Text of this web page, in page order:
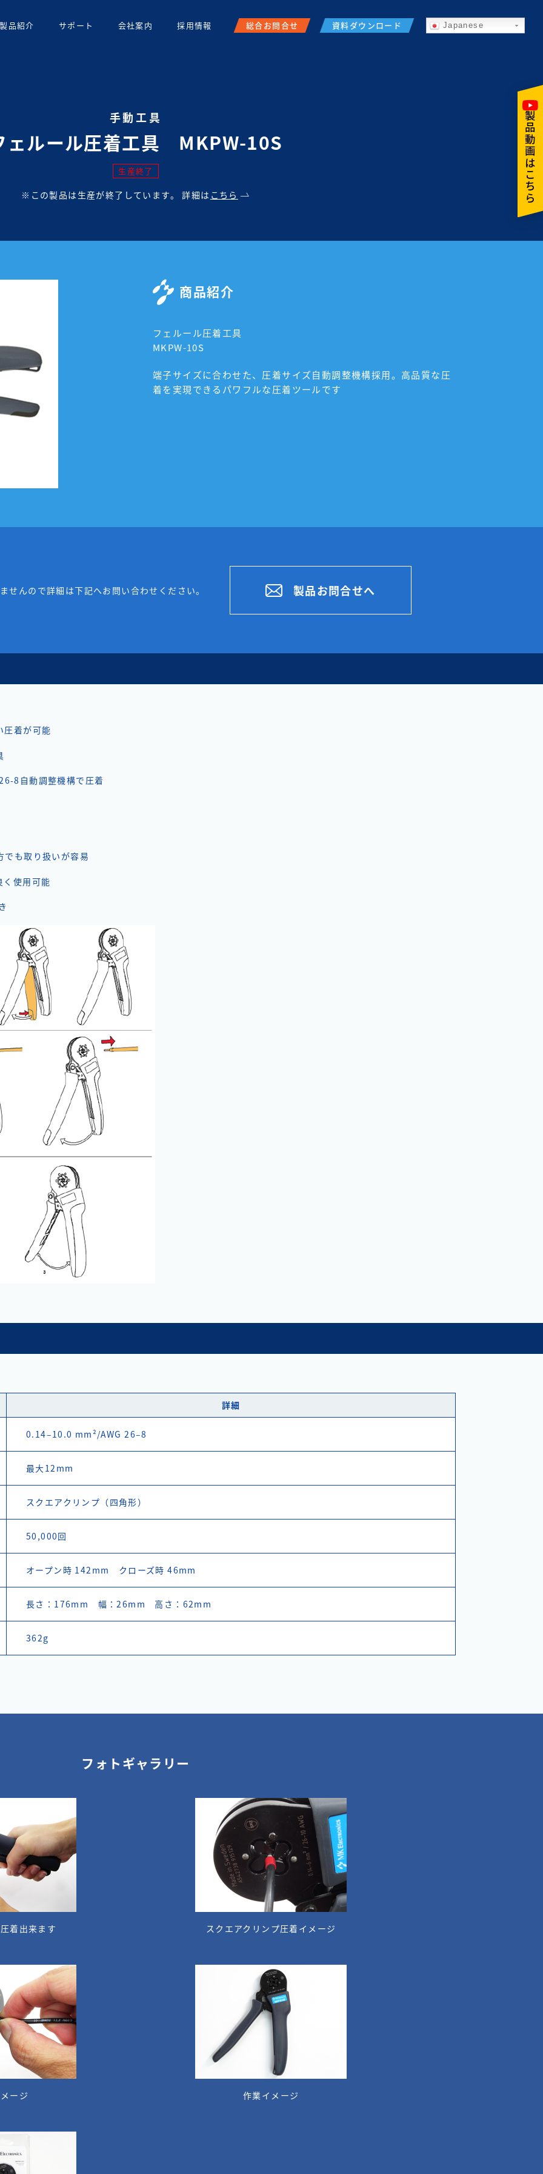
製品紹介 サポート 会社案内 採用情報 総合お問合せ 資料ダウンロード Japanese
製品動画はこちら
手動工具
ェルール圧着工具 MKPW-10S
生産終了
※この製品は生産が終了しています。 詳細は こちら
商品紹介
フェルール圧着工具
MKPW-10S
端子サイズに合わせた、圧着サイズ自動調整機構採用。高品質な圧
着を実現できるパワフルな圧着ツールです
せんので詳細は下記へお問い合わせください。 製品お問合せへ
圧着が可能
8自動調整機構で圧着
も取り扱いが容易
使用可能
詳細
0.14–10.0 mm²/AWG 26–8
最大12mm
スクエアクリンプ（四角形）
50,000回
オープン時 142mm クローズ時 46mm
長さ：176mm 幅：26mm 高さ：62mm
362g
フォトギャラリー
着出来ます スクエアクリンプ圧着イメージ
ージ 作業イメージ